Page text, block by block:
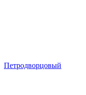
Петродворцовый